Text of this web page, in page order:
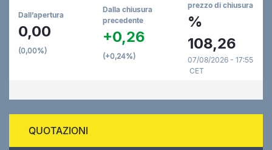
Dall’apertura
0,00
(0,00%)
Dalla chiusura
precedente
+0,26
(+0,24%)
prezzo di chiusura
%
108,26
07/08/2026 - 17:55
CET
QUOTAZIONI